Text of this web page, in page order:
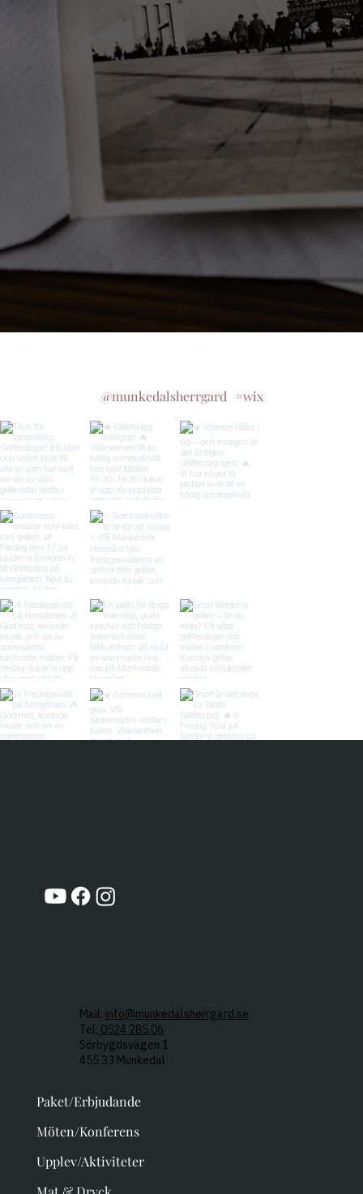
#wix
@munkedalsherrgard
Paket/Erbjudande
Möten/Konferens
Upplev/Aktiviteter
Mail: info@munkedalsherrgard.se
Tel: 0524 285 06
Sörbygdsvägen 1
455 33 Munkedal